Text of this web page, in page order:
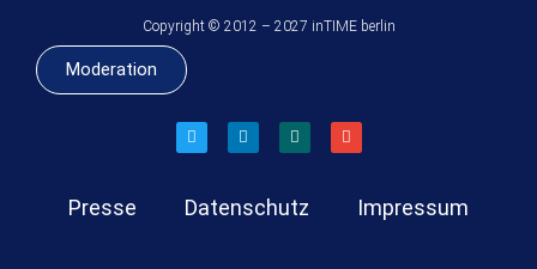
Copyright © 2012 – 2027 inTIME berlin
Moderation
Presse Datenschutz Impressum